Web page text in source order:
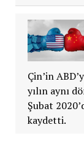
Çin’in
yılın aynı
Şubat
kaydetti.